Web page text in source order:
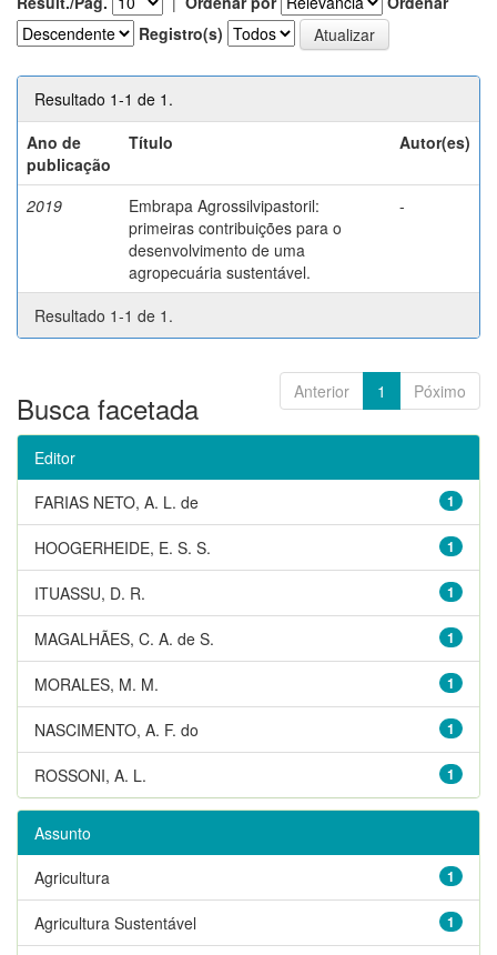
Registro(s)
Resultado 1-1 de 1.
Ano de
publicação
Título Autor(es)
2019
Embrapa Agrossilvipastoril:
primeiras contribuições para o
desenvolvimento de uma
agropecuária sustentável.
-
Resultado 1-1 de 1.
Anterior 1 Póximo
Busca facetada
Editor
1
FARIAS NETO, A. L. de
1
HOOGERHEIDE, E. S. S.
1
ITUASSU, D. R.
1
MAGALHÃES, C. A. de S.
1
MORALES, M. M.
1
NASCIMENTO, A. F. do
1
ROSSONI, A. L.
Assunto
1
Agricultura
1
Agricultura Sustentável